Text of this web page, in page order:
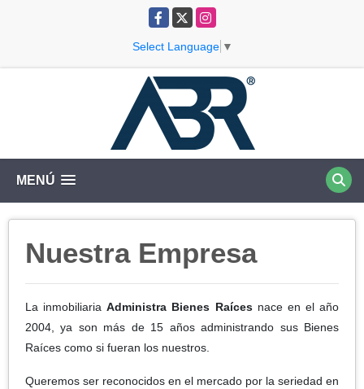
Facebook
X Instagram
Select Language ▼
MENÚ
Nuestra Empresa
La inmobiliaria Administra Bienes Raícesnace en el año
2004, ya son más de 15 años administrando sus Bienes
Raíces como si fueran los nuestros.
Queremos ser reconocidos en el mercado por la seriedad en